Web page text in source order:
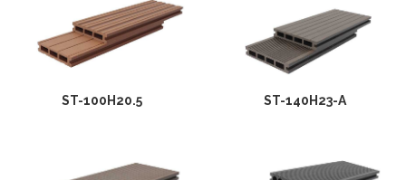
ST-100H20.5 ST-140H23-A